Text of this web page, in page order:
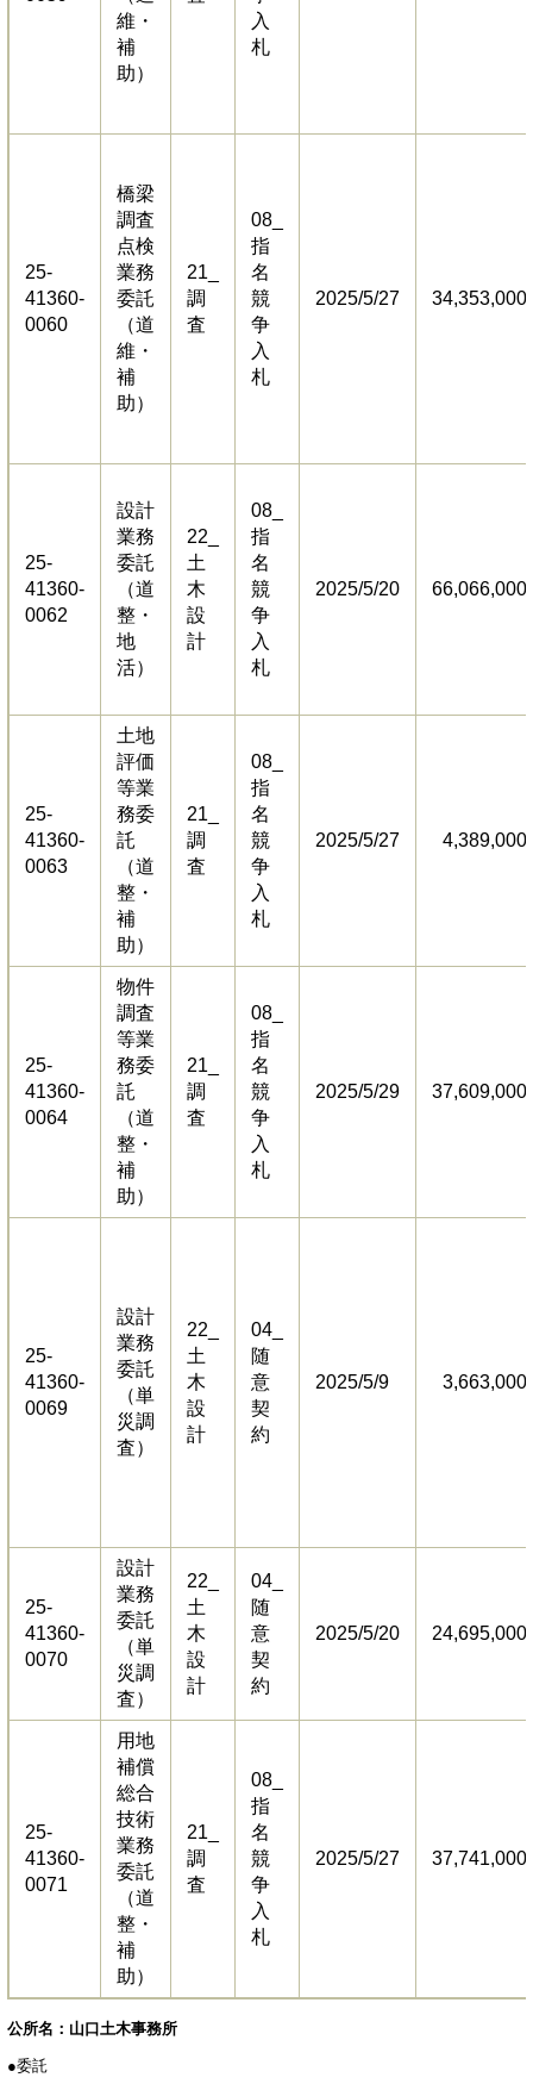
維・
補
助）
入
札
25-
41360-
0060
橋梁
調査
点検
業務
委託
（道
維・
補
助）
21_
調
査
08_
指
名
競
争
入
札
2025/5/27 34,353,000
25-
41360-
0062
設計
業務
委託
（道
整・
地
活）
22_
土
木
設
計
08_
指
名
競
争
入
札
2025/5/20 66,066,000
25-
41360-
0063
土地
評価
等業
務委
託
（道
整・
補
助）
21_
調
査
08_
指
名
競
争
入
札
2025/5/27 4,389,000
25-
41360-
0064
物件
調査
等業
務委
託
（道
整・
補
助）
21_
調
査
08_
指
名
競
争
入
札
2025/5/29 37,609,000
25-
41360-
0069
設計
業務
委託
（単
災調
査）
22_
土
木
設
計
04_
随
意
契
約
2025/5/9 3,663,000
25-
41360-
0070
設計
業務
委託
（単
災調
査）
22_
土
木
設
計
04_
随
意
契
約
2025/5/20 24,695,000
25-
41360-
0071
用地
補償
総合
技術
業務
委託
（道
整・
補
助）
21_
調
査
08_
指
名
競
争
入
札
2025/5/27 37,741,000
公所名：山口土木事務所
●委託​